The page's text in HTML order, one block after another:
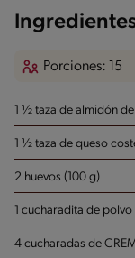
Porciones: 15
1 ½ taza de almidón
1 ½ taza de queso
2 huevos (100 g)
1 cucharadita de
4 cucharadas de